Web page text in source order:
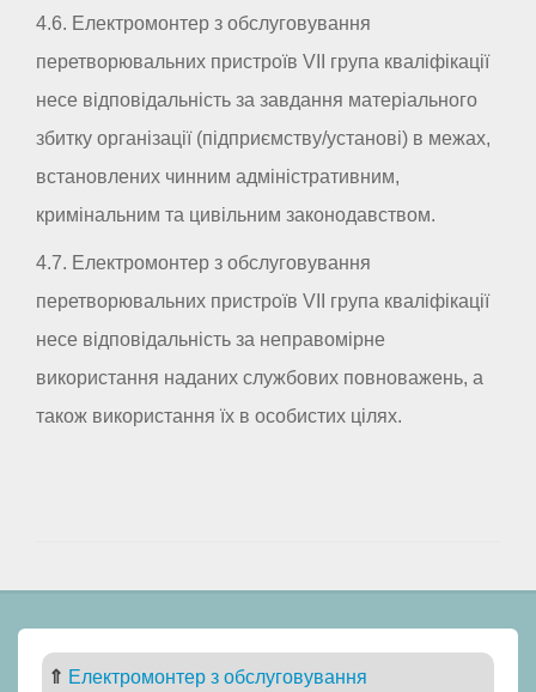
4.6. Електромонтер з обслуговування
перетворювальних пристроїв VII група кваліфікації
несе відповідальність за завдання матеріального
збитку організації (підприємству/установі) в межах,
встановлених чинним адміністративним,
кримінальним та цивільним законодавством.
4.7. Електромонтер з обслуговування
перетворювальних пристроїв VII група кваліфікації
несе відповідальність за неправомірне
використання наданих службових повноважень, а
також використання їх в особистих цілях.
⇑ Електромонтер з обслуговування